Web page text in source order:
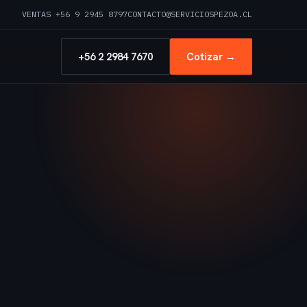
VENTAS +56 9 2945 8797CONTACTO@SERVICIOSPEZOA.CL
+56 2 2984 7670 Cotizar →